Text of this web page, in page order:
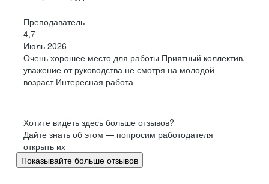
Преподаватель
4,7
Июль 2026
Очень хорошее место для работы Приятный коллектив,
уважение от руководства не смотря на молодой
возраст Интересная работа
Хотите видеть здесь больше отзывов?
Дайте знать об этом — попросим работодателя
открыть их
Показывайте больше отзывов